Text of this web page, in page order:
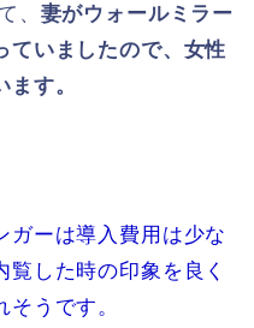
、 妻がウォールミラー
ていましたので、女性
す。
ガーは導入費用は少な
覧した時の印象を良く
うです。